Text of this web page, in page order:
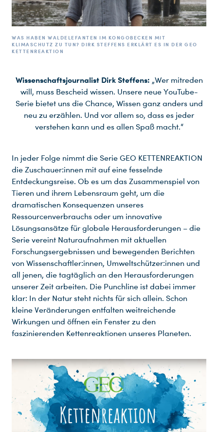
WAS HABEN WALDELEFANTEN IM KONGOBECKEN MIT
KLIMASCHUTZ ZU TUN? DIRK STEFFENS ERKLÄRT ES IN DER GEO
KETTENREAKTION
Wissenschaftsjournalist Dirk Steffens: „Wer mitreden
will, muss Bescheid wissen. Unsere neue YouTube-
Serie bietet uns die Chance, Wissen ganz anders und
neu zu erzählen. Und vor allem so, dass es jeder
verstehen kann und es allen Spaß macht.“
In jeder Folge nimmt die Serie GEO KETTENREAKTION
die Zuschauer:innen mit auf eine fesselnde
Entdeckungsreise. Ob es um das Zusammenspiel von
Tieren und ihrem Lebensraum geht, um die
dramatischen Konsequenzen unseres
Ressourcenverbrauchs oder um innovative
Lösungsansätze für globale Herausforderungen – die
Serie vereint Naturaufnahmen mit aktuellen
Forschungsergebnissen und bewegenden Berichten
von Wissenschaftler:innen, Umweltschützer:innen und
all jenen, die tagtäglich an den Herausforderungen
unserer Zeit arbeiten. Die Punchline ist dabei immer
klar: In der Natur steht nichts für sich allein. Schon
kleine Veränderungen entfalten weitreichende
Wirkungen und öffnen ein Fenster zu den
faszinierenden Kettenreaktionen unseres Planeten.